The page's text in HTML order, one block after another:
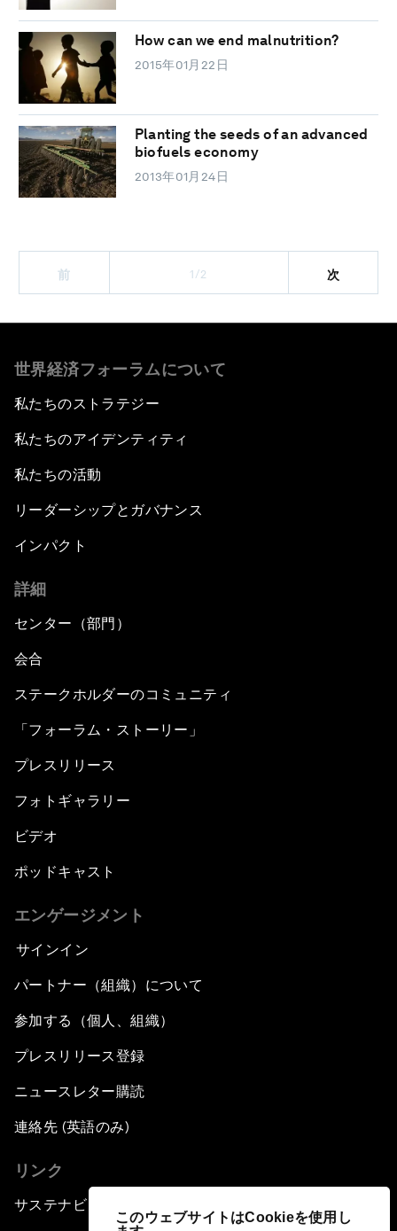
このウェブサイトはCookieを使用し
How can we end malnutrition?
2015年01月22日
Planting the seeds of an advanced
biofuels economy
2013年01月24日
前 1/2 次
世界経済フォーラムについて
私たちのストラテジー
私たちのアイデンティティ
私たちの活動
リーダーシップとガバナンス
インパクト
詳細
センター（部門）
会合
ステークホルダーのコミュニティ
「フォーラム・ストーリー」
プレスリリース
フォトギャラリー
ビデオ
ポッドキャスト
エンゲージメント
サインイン
パートナー（組織）について
参加する（個人、組織）
プレスリリース登録
ニュースレター購読
連絡先 (英語のみ)
リンク
サステナビリティへの取り組み